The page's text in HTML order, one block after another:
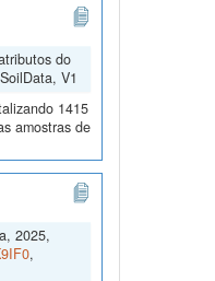
do
V1
1415
amostras de
2025,
,